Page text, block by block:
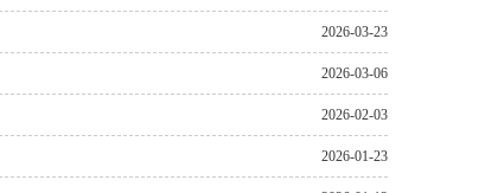
2026-03-23
2026-03-06
2026-02-03
2026-01-23